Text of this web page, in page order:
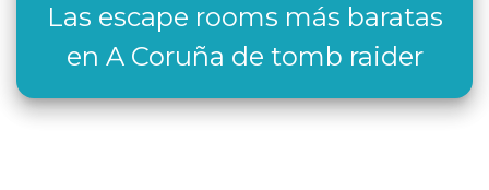
Las escape rooms más baratas
en A Coruña de tomb raider